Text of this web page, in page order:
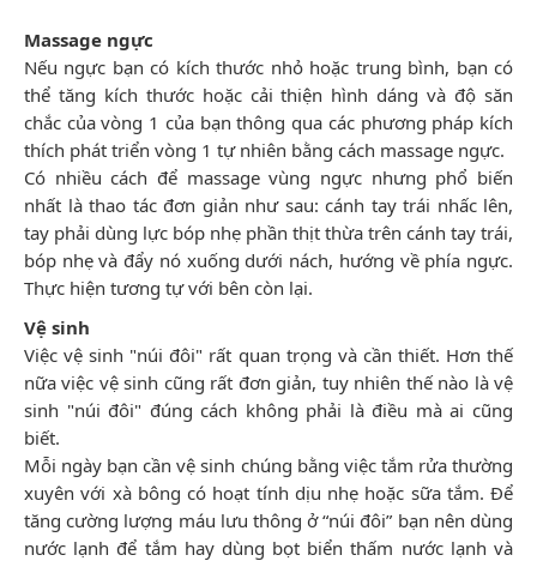
Massage ngực
Nếu ngực bạn có kích thước nhỏ hoặc trung bình, bạn có
thể tăng kích thước hoặc cải thiện hình dáng và độ săn
chắc của vòng 1 của bạn thông qua các phương pháp kích
thích phát triển vòng 1 tự nhiên bằng cách massage ngực.
Có nhiều cách để massage vùng ngực nhưng phổ biến
nhất là thao tác đơn giản như sau: cánh tay trái nhấc lên,
tay phải dùng lực bóp nhẹ phần thịt thừa trên cánh tay trái,
bóp nhẹ và đẩy nó xuống dưới nách, hướng về phía ngực.
Thực hiện tương tự với bên còn lại.
Vệ sinh
Việc vệ sinh "núi đôi" rất quan trọng và cần thiết. Hơn thế
nữa việc vệ sinh cũng rất đơn giản, tuy nhiên thế nào là vệ
sinh "núi đôi" đúng cách không phải là điều mà ai cũng
biết.
Mỗi ngày bạn cần vệ sinh chúng bằng việc tắm rửa thường
xuyên với xà bông có hoạt tính dịu nhẹ hoặc sữa tắm. Để
tăng cường lượng máu lưu thông ở “núi đôi” bạn nên dùng
nước lạnh để tắm hay dùng bọt biển thấm nước lạnh và